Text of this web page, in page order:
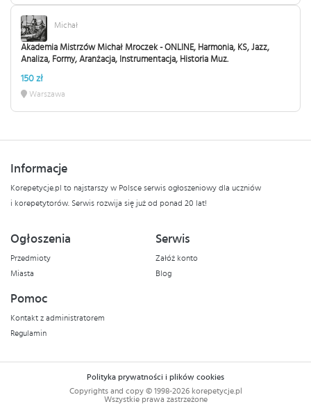
Michał
Akademia Mistrzów Michał Mroczek - ONLINE, Harmonia, KS, Jazz,
Analiza, Formy, Aranżacja, Instrumentacja, Historia Muz.
150 zł
Warszawa
Informacje
Korepetycje.pl to najstarszy w Polsce serwis ogłoszeniowy dla uczniów
i korepetytorów. Serwis rozwija się już od ponad 20 lat!
Ogłoszenia
Przedmioty
Miasta
Serwis
Załóż konto
Blog
Pomoc
Kontakt z administratorem
Regulamin
Polityka prywatności i plików cookies
Copyrights and copy © 1998-2026 korepetycje.pl
Wszystkie prawa zastrzeżone